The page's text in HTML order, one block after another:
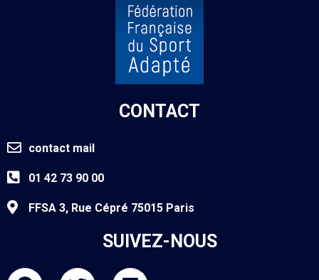
CONTACT
contact mail
01 42 73 90 00
FFSA 3, Rue Cépré 75015 Paris
SUIVEZ-NOUS
F T L